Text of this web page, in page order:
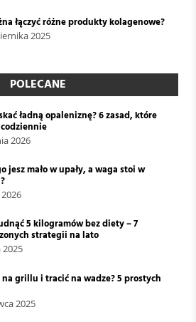
łączyć różne produkty kolagenowe?
2025
POLECANE
ładną opaleniznę? 6 zasad, które
2026
jesz mało w upały, a waga stoi w
5 kilogramów bez diety – 7
strategii na lato
2025
na grillu i tracić na wadze? 5 prostych
2025